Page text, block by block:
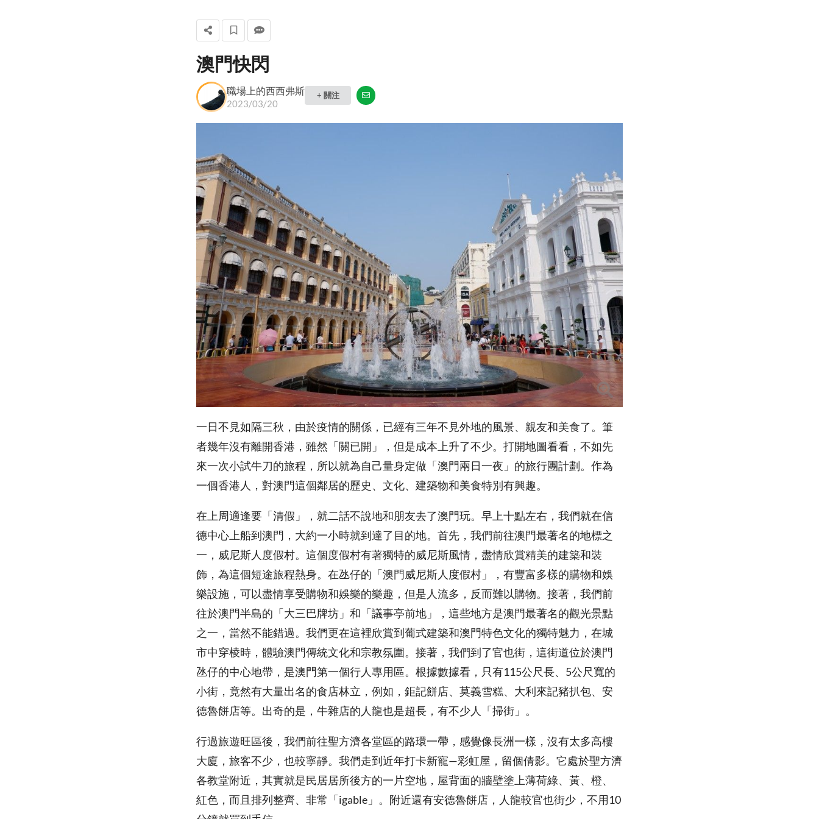
澳門快閃
職場上的西西弗斯
2023/03/20
+ 關注
一日不見如隔三秋，由於疫情的關係，已經有三年不見外地的風景、親友和美食了。筆
者幾年沒有離開香港，雖然「關已開」，但是成本上升了不少。打開地圖看看，不如先
來一次小試牛刀的旅程，所以就為自己量身定做「澳門兩日一夜」的旅行團計劃。作為
一個香港人，對澳門這個鄰居的歷史、文化、建築物和美食特別有興趣。
在上周適逢要「清假」，就二話不說地和朋友去了澳門玩。早上十點左右，我們就在信
德中心上船到澳門，大約一小時就到達了目的地。首先，我們前往澳門最著名的地標之
一，威尼斯人度假村。這個度假村有著獨特的威尼斯風情，盡情欣賞精美的建築和裝
飾，為這個短途旅程熱身。在氹仔的「澳門威尼斯人度假村」，有豐富多樣的購物和娛
樂設施，可以盡情享受購物和娛樂的樂趣，但是人流多，反而難以購物。接著，我們前
往於澳門半島的「大三巴牌坊」和「議事亭前地」，這些地方是澳門最著名的觀光景點
之一，當然不能錯過。我們更在這裡欣賞到葡式建築和澳門特色文化的獨特魅力，在城
市中穿棱時，體驗澳門傳統文化和宗教氛圍。接著，我們到了官也街，這街道位於澳門
氹仔的中心地帶，是澳門第一個行人專用區。根據數據看，只有115公尺長、5公尺寬的
小街，竟然有大量出名的食店林立，例如，鉅記餅店、莫義雪糕、大利來記豬扒包、安
德魯餅店等。出奇的是，牛雜店的人龍也是超長，有不少人「掃街」。
行過旅遊旺區後，我們前往聖方濟各堂區的路環一帶，感覺像長洲一樣，沒有太多高樓
大廈，旅客不少，也較寧靜。我們走到近年打卡新寵—彩虹屋，留個倩影。它處於聖方濟
各教堂附近，其實就是民居居所後方的一片空地，屋背面的牆壁塗上薄荷綠、黃、橙、
紅色，而且排列整齊、非常「igable」。附近還有安德魯餅店，人龍較官也街少，不用10